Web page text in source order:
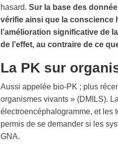
hasard. Sur la base des
vérifie ainsi que la conscience
l’amélioration significative de
de l’effet, au contraire de ce
La PK sur
Aussi appelée bio-PK ; plus
organismes vivants » (DMILS).
électroencéphalogramme, et les
permis de se demander si les
GNA.